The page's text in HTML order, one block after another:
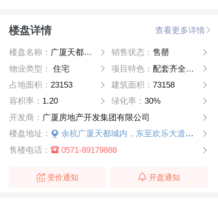
楼盘详情 查看更多详情
楼盘名称： 广厦天都城天漾 销售状态： 售罄
物业类型：
住宅 项目特色： 配套齐全，纯熟生活一步享
占地面积：23153 建筑面积： 73158
容积率： 1.20 绿化率： 30%
开发商： 广厦房地产开发集团有限公司
楼盘地址：
余杭广厦天都城内，东至欢乐大道，西至天龙路，北至天韵路
售楼电话：
0571-89179888
变价通知 开盘通知